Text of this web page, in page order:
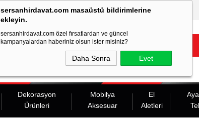
sersanhirdavat.com masaüstü bildirimlerine
ekleyin.
sersanhirdavat.com özel fırsatlardan ve güncel
kampanyalardan haberiniz olsun ister misiniz?
Daha Sonra Evet
Dekorasyon
Ürünleri
Mobilya
Aksesuar
El
Aletleri